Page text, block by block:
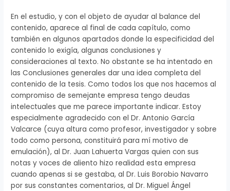
En el estudio, y con el objeto de ayudar al balance del
contenido, aparece al final de cada capítulo, como
también en algunos apartados donde la especificidad del
contenido lo exigía, algunas conclusiones y
consideraciones al texto. No obstante se ha intentado en
las Conclusiones generales dar una idea completa del
contenido de la tesis. Como todos los que nos hacemos al
compromiso de semejante empresa tengo deudas
intelectuales que me parece importante indicar. Estoy
especialmente agradecido con el Dr. Antonio García
Valcarce (cuya altura como profesor, investigador y sobre
todo como persona, constituirá para mí motivo de
emulación), al Dr. Juan Lahuerta Vargas quien con sus
notas y voces de aliento hizo realidad esta empresa
cuando apenas si se gestaba, al Dr. Luis Borobio Navarro
por sus constantes comentarios, al Dr. Miguel Ángel